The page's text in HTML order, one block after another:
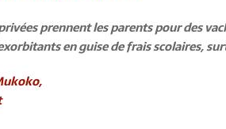
prennent les parents pour des
en guise de frais scolaires,